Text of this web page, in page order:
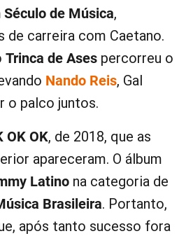
de Música,
de carreira com Caetano.
Trinca de Ases percorreu o
Nando Reis, Gal
o palco juntos.
OK OK, de 2018, que as
apareceram. O álbum
Latino na categoria de
Brasileira. Portanto,
após tanto sucesso fora